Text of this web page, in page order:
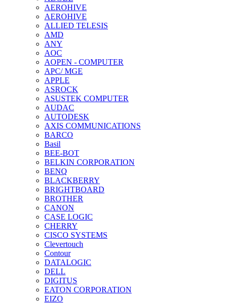
AEROHIVE
AEROHIVE
ALLIED TELESIS
AMD
ANY
AOC
AOPEN - COMPUTER
APC/ MGE
APPLE
ASROCK
ASUSTEK COMPUTER
AUDAC
AUTODESK
AXIS COMMUNICATIONS
BARCO
Basil
BEE-BOT
BELKIN CORPORATION
BENQ
BLACKBERRY
BRIGHTBOARD
BROTHER
CANON
CASE LOGIC
CHERRY
CISCO SYSTEMS
Clevertouch
Contour
DATALOGIC
DELL
DIGITUS
EATON CORPORATION
EIZO